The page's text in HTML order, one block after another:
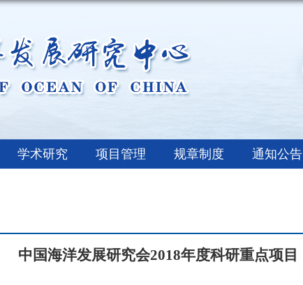
学术研究 项目管理 规章制度 通知公告
中国海洋发展研究会2018年度科研重点项目